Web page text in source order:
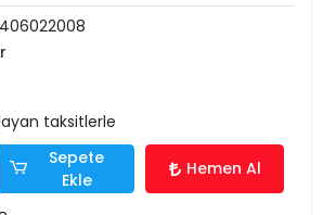
taksitlerle
Sepete
Ekle
Hemen Al